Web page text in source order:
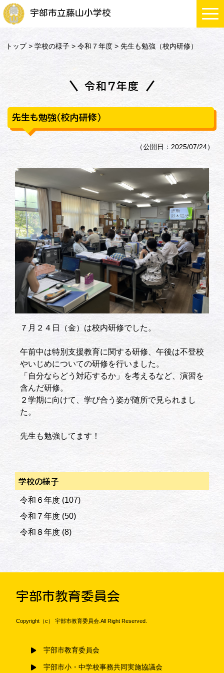
宇部市立藤山小学校
トップ>学校の様子 >令和７年度 > 先生も勉強（校内研修）
令和７年度
先生も勉強（校内研修）
（公開日：2025/07/24）
７月２４日（金）は校内研修でした。
午前中は特別支援教育に関する研修、午後は不登校
やいじめについての研修を行いました。
「自分ならどう対応するか」を考えるなど、演習を
含んだ研修。
２学期に向けて、学び合う姿が随所で見られまし
た。
先生も勉強してます！
学校の様子
令和６年度 (107)
令和７年度 (50)
令和８年度 (8)
宇部市教育委員会
Copyright（c） 宇部市教育委員会.All Right Reserved.
宇部市教育委員会
宇部市小・中学校事務共同実施協議会